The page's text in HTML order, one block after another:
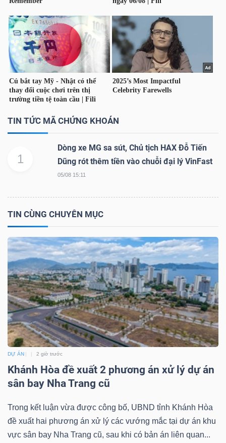
TIN TỨC MÃ CHỨNG KHOÁN
1
Dòng xe MG sa sút, Chủ tịch HAX Đỗ Tiến
Dũng rót thêm tiền vào chuỗi đại lý VinFast
05/08 15:11
TIN CÙNG CHUYÊN MỤC
DỰ ÁN 2 giờ trước
Khánh Hòa đề xuất 2 phương án xử lý dự án
sân bay Nha Trang cũ
Trong kết luận vừa được công bố, UBND tỉnh Khánh Hòa
đề xuất hai phương án xử lý các vướng mắc tại dự án khu
vực sân bay Nha Trang cũ, sau khi có bản án liên quan...
Mã
chứng
khoán
(-)
Tất cả Cổ phiếu
Lãnh
(-)
Tin
tức
(-)
Bài
viết
của
tác
giả
(-)
Báo
cáo
phân
tích